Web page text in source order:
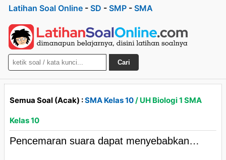
Latihan Soal Online - SD - SMP - SMA
Cari
Semua Soal (Acak) :SMA Kelas 10/ UH Biologi 1 SMA
Kelas 10
Pencemaran suara dapat menyebabkan…